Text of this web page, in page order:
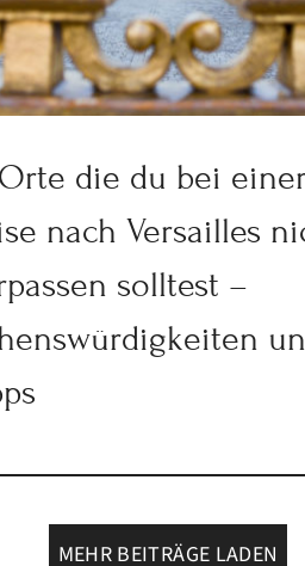
die du bei
nach Versailles
solltest –
MEHR BEITRÄGE LADEN